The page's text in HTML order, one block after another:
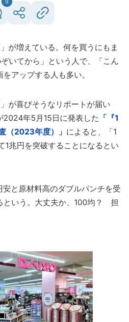
0
が増えている。何を買うにもま
いてから」という人で、「こん
アップする人も多い。
が喜びそうなリポートが届い
2024年5月15日に発表した 「『1
（2023年度）」 によると、「1
1兆円を突破することになるとい
と原材料高のダブルパンチを受
という。大丈夫か、100均？ 担